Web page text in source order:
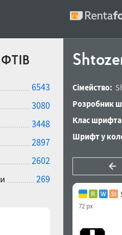
6543
3080
3448
2897
2602
269
Сімейство:
Розробник
Клас
Шрифт у
72 px